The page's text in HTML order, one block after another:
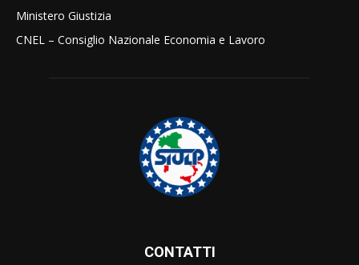
Ministero Giustizia
CNEL – Consiglio Nazionale Economia e Lavoro
CONTATTI